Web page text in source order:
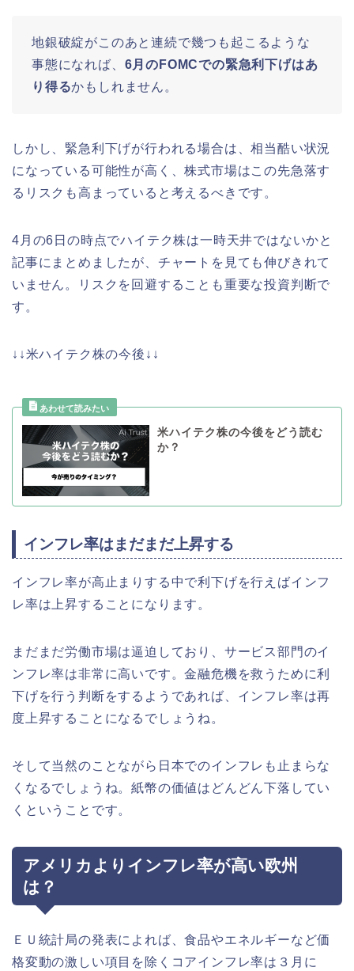
地銀破綻がこのあと連続で幾つも起こるような
事態になれば、 6月のFOMCでの緊急利下げはあ
り得るかもしれません。
しかし、緊急利下げが行われる場合は、相当酷い状況
になっている可能性が高く、株式市場はこの先急落す
るリスクも高まっていると考えるべきです。
4月の6日の時点でハイテク株は一時天井ではないかと
記事にまとめましたが、チャートを見ても伸びきれて
いません。リスクを回避することも重要な投資判断で
す。
↓↓米ハイテク株の今後↓↓
米ハイテク株の今後をどう読む
か？
インフレ率はまだまだ上昇する
インフレ率が高止まりする中で利下げを行えばインフ
レ率は上昇することになります。
まだまだ労働市場は逼迫しており、サービス部門のイ
ンフレ率は非常に高いです。金融危機を救うために利
下げを行う判断をするようであれば、インフレ率は再
度上昇することになるでしょうね。
そして当然のことながら日本でのインフレも止まらな
くなるでしょうね。紙幣の価値はどんどん下落してい
くということです。
アメリカよりインフレ率が高い欧州
は？
ＥＵ統計局の発表によれば、食品やエネルギーなど価
格変動の激しい項目を除くコアインフレ率は３月に